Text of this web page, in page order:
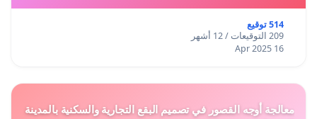
514 توقيع
209 التوقيعات / 12 أشهر
16 Apr 2025
معالجة أوجه القصور في تصميم البقع التجارية والسكنية بالمدينة